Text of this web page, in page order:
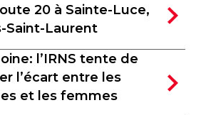
20 à Sainte-Luce,
Saint-Laurent
l’IRNS tente de
l’écart entre les
et les femmes